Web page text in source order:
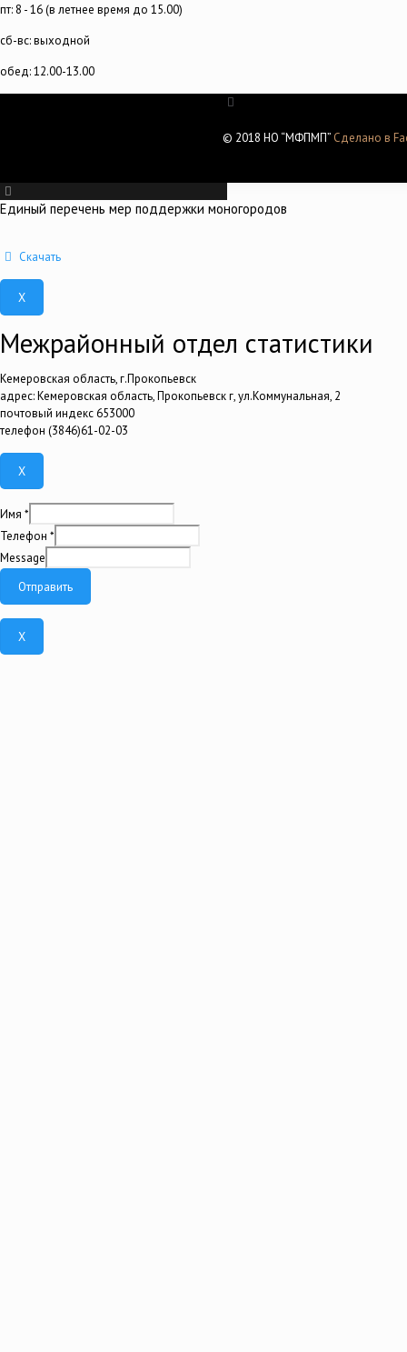
пт: 8 - 16 (в летнее время до 15.00)
сб-вс: выходной
обед: 12.00-13.00
© 2018 НО “МФПМП” Сделано в
Единый перечень мер поддержки моногородов
Скачать
X
Межрайонный отдел статистики
Кемеровская область, г.Прокопьевск
адрес: Кемеровская область, Прокопьевск г, ул.Коммунальная, 2
почтовый индекс 653000
телефон (3846)61-02-03
X
Имя *
Телефон *
Message
Отправить
X